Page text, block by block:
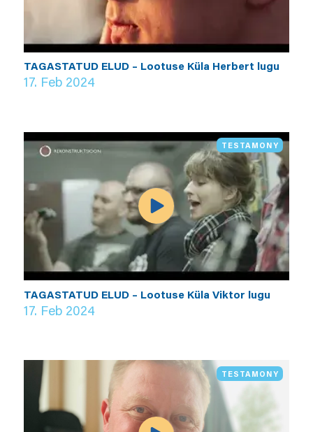
TAGASTATUD ELUD – Lootuse Küla Herbert lugu
17. Feb 2024
TESTAMONY
TAGASTATUD ELUD – Lootuse Küla Viktor lugu
17. Feb 2024
TESTAMONY